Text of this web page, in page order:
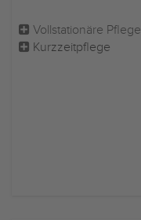
Vollstationäre Pflege
Kurzzeitpflege